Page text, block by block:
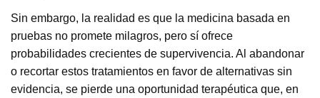
Sin embargo, la realidad es que la medicina basada en
pruebas no promete milagros, pero sí ofrece
probabilidades crecientes de supervivencia. Al abandonar
o recortar estos tratamientos en favor de alternativas sin
evidencia, se pierde una oportunidad terapéutica que, en